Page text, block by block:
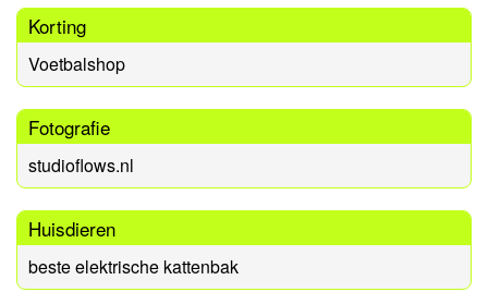
Korting
Voetbalshop
Fotografie
studioflows.nl
Huisdieren
beste elektrische kattenbak